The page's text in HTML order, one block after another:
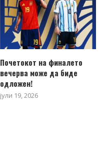
Почетокот на финалето
вечерва може да биде
одложен!
јули 19, 2026